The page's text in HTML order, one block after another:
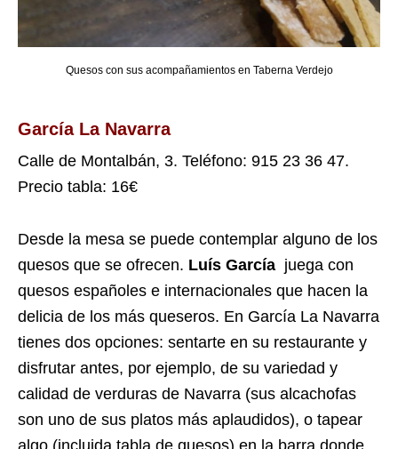
Quesos con sus acompañamientos en Taberna Verdejo
García La Navarra
Calle de Montalbán, 3. Teléfono: 915 23 36 47.
Precio tabla: 16€
Desde la mesa se puede contemplar alguno de los
quesos que se ofrecen. Luís García juega con
quesos españoles e internacionales que hacen la
delicia de los más queseros. En García La Navarra
tienes dos opciones: sentarte en su restaurante y
disfrutar antes, por ejemplo, de su variedad y
calidad de verduras de Navarra (sus alcachofas
son uno de sus platos más aplaudidos), o tapear